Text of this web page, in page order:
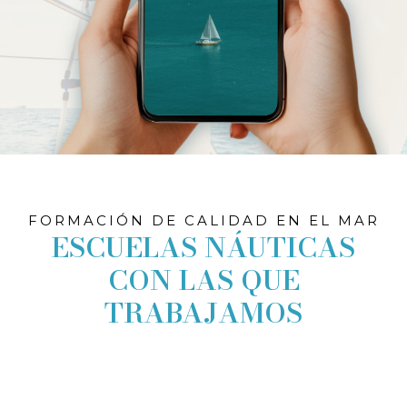
FORMACIÓN DE CALIDAD EN EL MAR
ESCUELAS NÁUTICAS
CON LAS QUE
TRABAJAMOS